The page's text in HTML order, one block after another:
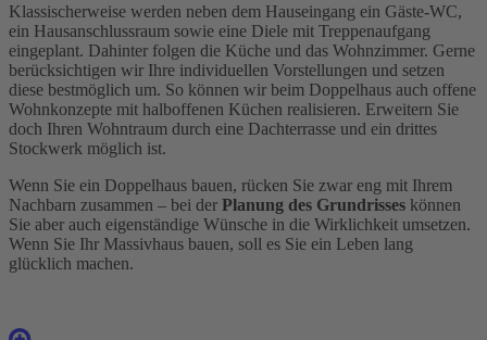
Klassischerweise werden neben dem Hauseingang ein Gäste-WC,
ein Hausanschlussraum sowie eine Diele mit Treppenaufgang
eingeplant. Dahinter folgen die Küche und das Wohnzimmer. Gerne
berücksichtigen wir Ihre individuellen Vorstellungen und setzen
diese bestmöglich um. So können wir beim Doppelhaus auch offene
Wohnkonzepte mit halboffenen Küchen realisieren. Erweitern Sie
doch Ihren Wohntraum durch eine Dachterrasse und ein drittes
Stockwerk möglich ist.
Wenn Sie ein Doppelhaus bauen, rücken Sie zwar eng mit Ihrem
Nachbarn zusammen – bei der Planung des Grundrisses können
Sie aber auch eigenständige Wünsche in die Wirklichkeit umsetzen.
Wenn Sie Ihr Massivhaus bauen, soll es Sie ein Leben lang
glücklich machen.